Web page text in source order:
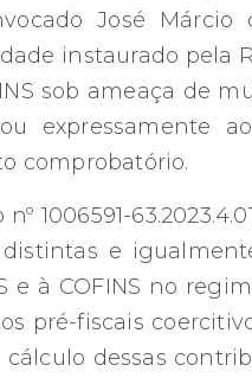
José
instaurado pela
sob ameaça de
expressamente
comprobatório.
1006591-
e
à COFINS no
pré-fiscais
dessas